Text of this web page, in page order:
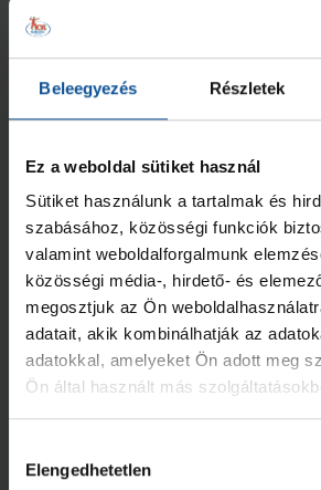
Beleegyezés Részletek
Ez a weboldal sütiket használ
Sütiket használunk a tartalmak és
szabásához, közösségi funkciók
valamint weboldalforgalmunk
közösségi média-, hirdető- és
megosztjuk az Ön
adatait, akik kombinálhatják az
adatokkal, amelyeket Ön adott meg
Ön által használt más
kiválasztása
Elengedhetetlen
Handball Family 2026. aug. 08.
Hiába hajráztunk, a Nantes nyert
További friss hírek